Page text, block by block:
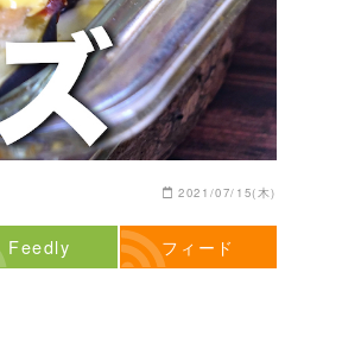
2021/07/15(木)
Feedly フィード